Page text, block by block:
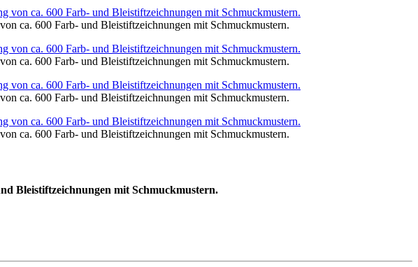
ca. 600 Farb- und Bleistiftzeichnungen mit Schmuckmustern.
ca. 600 Farb- und Bleistiftzeichnungen mit Schmuckmustern.
ca. 600 Farb- und Bleistiftzeichnungen mit Schmuckmustern.
ca. 600 Farb- und Bleistiftzeichnungen mit Schmuckmustern.
Bleistiftzeichnungen mit Schmuckmustern.